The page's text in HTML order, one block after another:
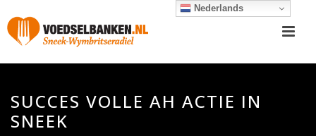
SUCCES VOLLE AH ACTIE IN
SNEEK
Nederlands